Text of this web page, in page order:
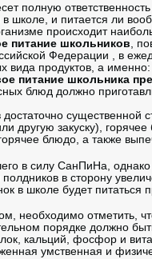
полную
школе, и питается ли
происходит
питание школьников ,
Федерации , в
вида продуктов, а
питание школьника
блюд должно
существенной
другую закуску),
блюдо, а также
в силу СанПиНа, однако
в сторону
в школе будет питаться
необходимо отметить,
порядке должно
кальций, фосфор и
умственная и